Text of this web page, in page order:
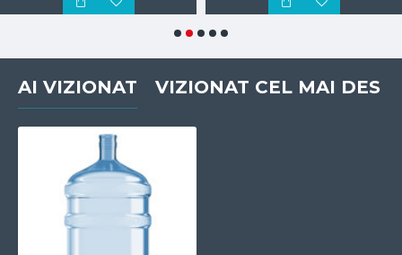
AI VIZIONAT VIZIONAT CEL MAI DES